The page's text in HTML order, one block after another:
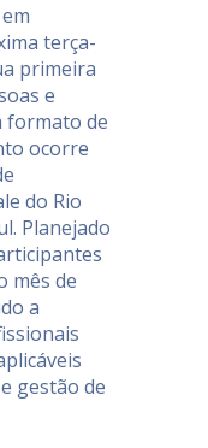
terça-
primeira
e
formato de
ocorre
do Rio
Planejado
mês de
a
gestão de